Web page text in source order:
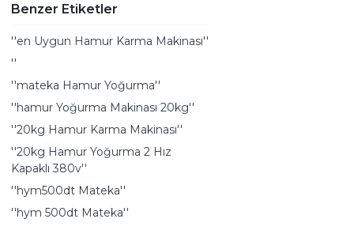
Benzer Etiketler
''en Uygun Hamur Karma Makinası''
''
''mateka Hamur Yoğurma''
''hamur Yoğurma Makinası 20kg''
''20kg Hamur Karma Makinası''
''20kg Hamur Yoğurma 2 Hız
Kapaklı 380v''
''hym500dt Mateka''
''hym 500dt Mateka''